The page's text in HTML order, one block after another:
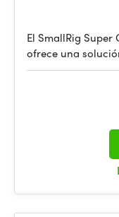
El SmallRig
ofrece una